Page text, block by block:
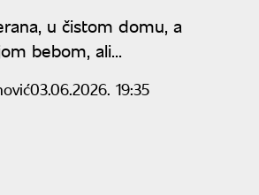
u čistom domu, a
bebom, ali...
03.06.2026. 19:35